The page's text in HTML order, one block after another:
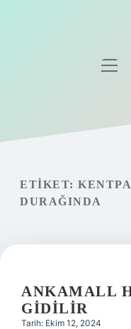
Gizlilik
Yasal Uyarı
ETIKET:
DURAĞINDA
ANKAMALL
GIDILIR
Tarih: Ekim 12, 2024